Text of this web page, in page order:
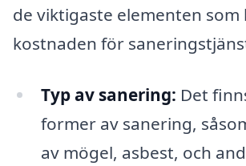
de viktigaste elementen som
kostnaden för
Typ av sanering: Det
former av sanering,
av mögel, asbest, och